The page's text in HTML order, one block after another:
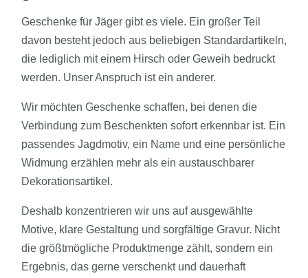
Geschenke für Jäger gibt es viele. Ein großer Teil
davon besteht jedoch aus beliebigen Standardartikeln,
die lediglich mit einem Hirsch oder Geweih bedruckt
werden. Unser Anspruch ist ein anderer.
Wir möchten Geschenke schaffen, bei denen die
Verbindung zum Beschenkten sofort erkennbar ist. Ein
passendes Jagdmotiv, ein Name und eine persönliche
Widmung erzählen mehr als ein austauschbarer
Dekorationsartikel.
Deshalb konzentrieren wir uns auf ausgewählte
Motive, klare Gestaltung und sorgfältige Gravur. Nicht
die größtmögliche Produktmenge zählt, sondern ein
Ergebnis, das gerne verschenkt und dauerhaft